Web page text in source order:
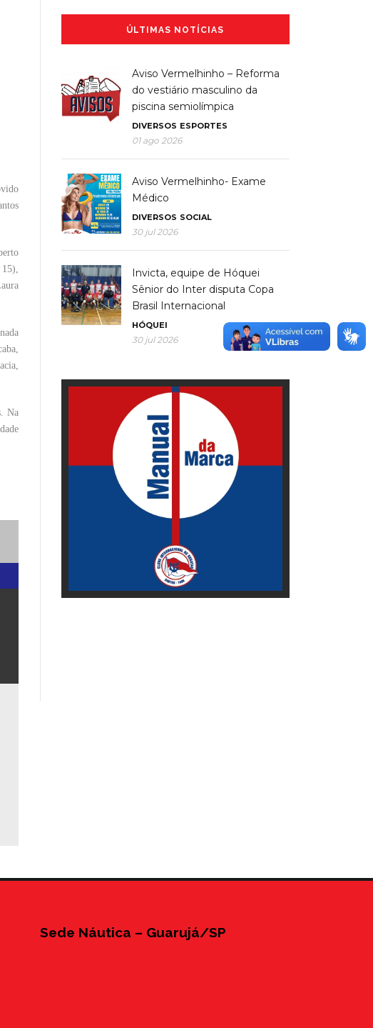
Na
ÚLTIMAS NOTÍCIAS
Aviso Vermelhinho – Reforma
do vestiário masculino da
piscina semiolímpica
DIVERSOS ESPORTES
01 ago 2026
Aviso Vermelhinho- Exame
Médico
DIVERSOS SOCIAL
30 jul 2026
Invicta, equipe de Hóquei
Sênior do Inter disputa Copa
Brasil Internacional
HÓQUEI
30 jul 2026
Sede Náutica – Guarujá/SP